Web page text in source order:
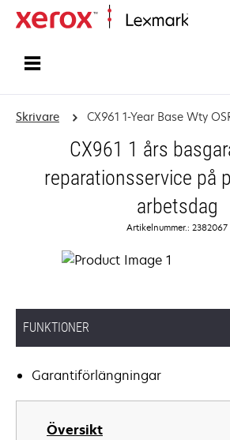
Skrivare CX961 1-Year Base Wty
CX961 1 års
reparationsservice på
arbetsdag
Artikelnummer.: 2382067
FUNKTIONER
Garantiförlängningar
Översikt